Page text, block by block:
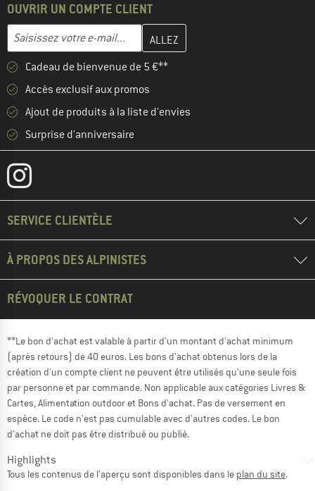
OUVRIR UN COMPTE CLIENT
Adresse e-mail
Entrez votre adresse e-mail ici et créez votre compte client à la
Cadeau de bienvenue de 5 €**
Accès exclusif aux promos
Ajout de produits à la liste d'envies
Surprise d'anniversaire
SERVICE CLIENTÈLE
À PROPOS DES ALPINISTES
RÉVOQUER LE CONTRAT
**Le bon d'achat est valable à partir d'un montant d'achat minimum
(après retours) de 40 euros. Les bons d'achat obtenus lors de la
création d'un compte client ne peuvent être utilisés qu'une seule fois
par personne et par commande. Non applicable aux catégories Livres &
Cartes, Alimentation outdoor et Bons d'achat. Pas de versement en
espèce. Le code n'est pas cumulable avec d'autres codes. Le bon
d'achat ne doit pas être distribué ou publié.
Highlights
Tous les contenus de l'aperçu sont disponibles dans le plan du site.